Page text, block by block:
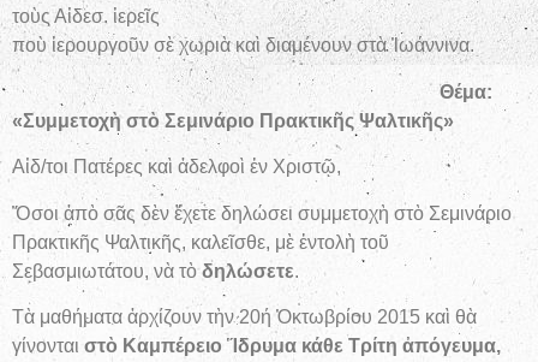
τοὺς Αἰδεσ. ἱερεῖς
ποὺ ἱερουργοῦν σὲ χωριὰ καὶ διαμένουν στὰ Ἰωάννινα.
Θέμα:
«Συμμετοχὴ στὸ Σεμινάριο Πρακτικῆς Ψαλτικῆς»
Αἰδ/τοι Πατέρες καὶ ἀδελφοὶ ἐν Χριστῷ,
Ὅσοι ἀπὸ σᾶς δὲν ἔχετε δηλώσει συμμετοχὴ στὸ Σεμινάριο
Πρακτικῆς Ψαλτικῆς, καλεῖσθε, μὲ ἐντολὴ τοῦ
Σεβασμιωτάτου, νὰ τὸδηλώσετε.
Τὰ μαθήματα ἀρχίζουν τὴν 20ή Ὀκτωβρίου 2015 καὶ θὰ
γίνονται στὸ Καμπέρειο Ἵδρυμα κάθε Τρίτη ἀπόγευμα,